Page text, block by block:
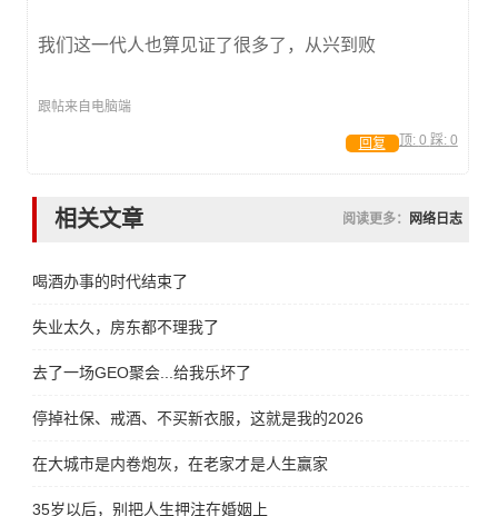
我们这一代人也算见证了很多了，从兴到败
跟帖来自电脑端
顶: 0 踩: 0
回复
相关文章 阅读更多： 网络日志
喝酒办事的时代结束了
失业太久，房东都不理我了
去了一场GEO聚会...给我乐坏了
停掉社保、戒酒、不买新衣服，这就是我的2026
在大城市是内卷炮灰，在老家才是人生赢家
35岁以后，别把人生押注在婚姻上